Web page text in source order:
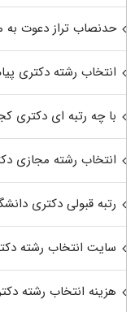
حدنصاب تراز دعوت به
انتخاب رشته دکتری
با چه رتبه ای دکتری
انتخاب رشته مجازی
رتبه قبولی دکتری
سایت انتخاب رشته
هزینه انتخاب رشته